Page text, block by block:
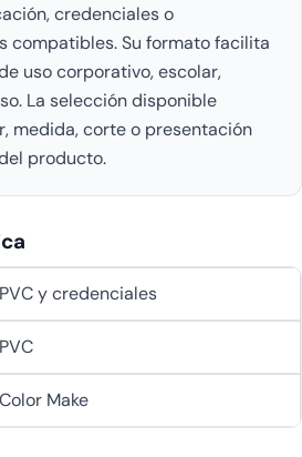
credenciales o
compatibles. Su formato facilita
uso corporativo, escolar,
La selección disponible
medida, corte o presentación
producto.
PVC y credenciales
PVC
Color Make